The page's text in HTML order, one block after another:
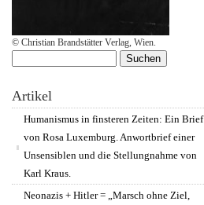
© Christian Brandstätter Verlag, Wien.
nach:
Artikel
Humanismus in finsteren Zeiten: Ein Brief
von Rosa Luxemburg. Anwortbrief einer
Unsensiblen und die Stellungnahme von
Karl Kraus.
Neonazis + Hitler = „Marsch ohne Ziel,